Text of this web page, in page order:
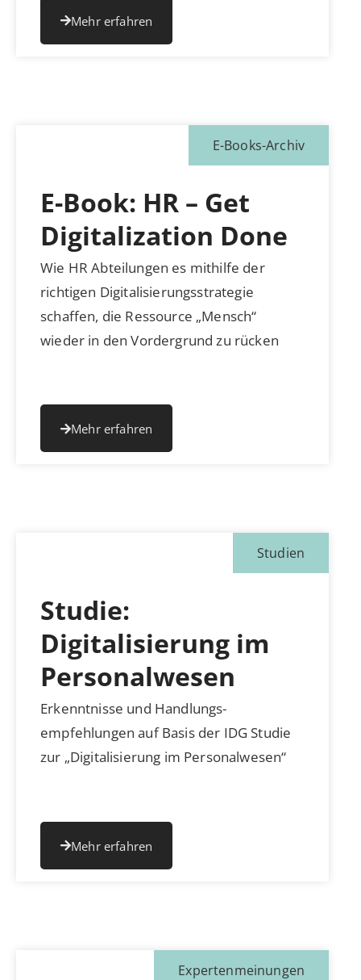
Mehr erfahren
E-Books-Archiv
E-Book: HR – Get
Digitalization Done
Wie HR Abteilungen es mithilfe der
richtigen Digitalisierungs­strategie
schaffen, die Ressource „Mensch“
wieder in den Vordergrund zu rücken
Mehr erfahren
Studien
Studie:
Digitalisierung im
Personalwesen
Erkenntnisse und Handlungs-
empfehlungen auf Basis der IDG Studie
zur „Digitalisierung im Personalwesen“
Mehr erfahren
Expertenmeinungen